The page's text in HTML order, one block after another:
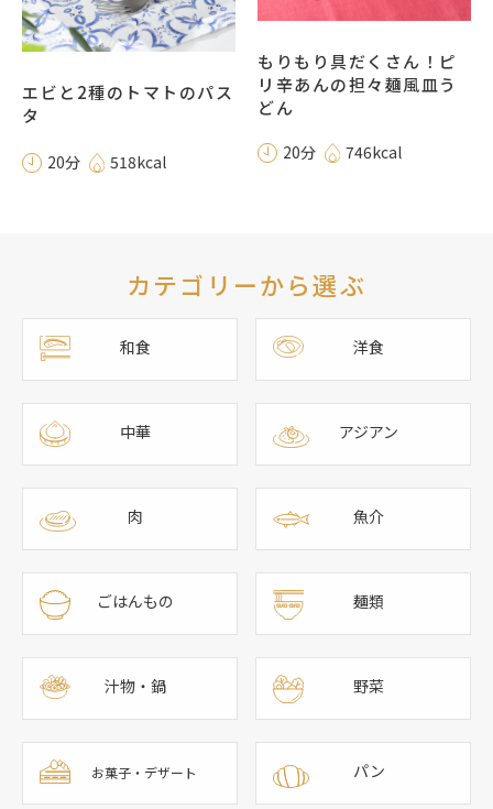
エビと2種のトマトのパス
タ
20分 518kcal
もりもり具だくさん！ピ
リ辛あんの担々麺風皿う
どん
20分 746kcal
カテゴリーから選ぶ
和食 洋食
中華 アジアン
肉 魚介
ごはんもの 麺類
汁物・鍋 野菜
お菓子・デザート パン